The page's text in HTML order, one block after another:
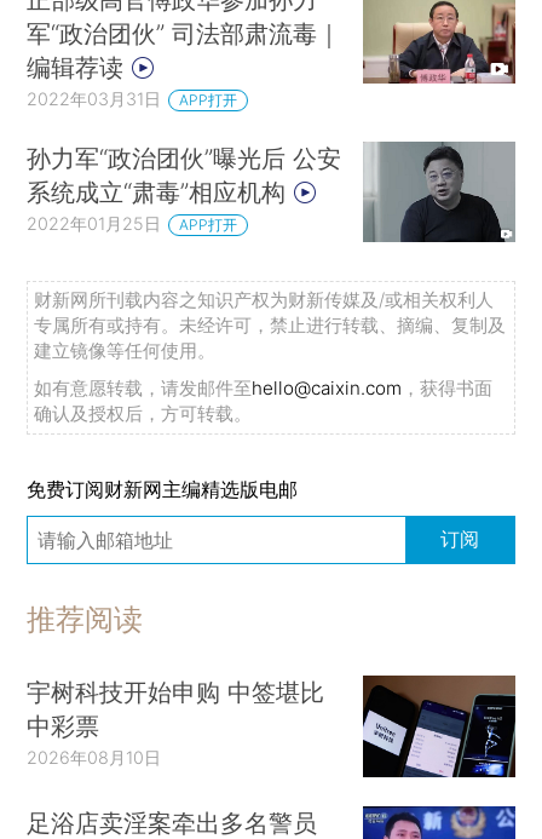
军“政治团伙” 司法部肃流毒｜
编辑荐读
2022年03月31日 APP打开
孙力军“政治团伙”曝光后 公安
系统成立“肃毒”相应机构
2022年01月25日 APP打开
财新网所刊载内容之知识产权为财新传媒及/或相关权利人
专属所有或持有。未经许可，禁止进行转载、摘编、复制及
建立镜像等任何使用。
如有意愿转载，请发邮件至hello@caixin.com ，获得书面
确认及授权后，方可转载。
免费订阅财新网主编精选版电邮
订阅
推荐阅读
宇树科技开始申购 中签堪比
中彩票
2026年08月10日
足浴店卖淫案牵出多名警员